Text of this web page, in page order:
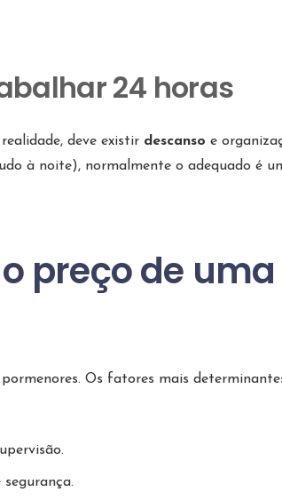
24 horas
deve existir descanso e
à noite), normalmente o adequado é
preço de uma
Os fatores mais